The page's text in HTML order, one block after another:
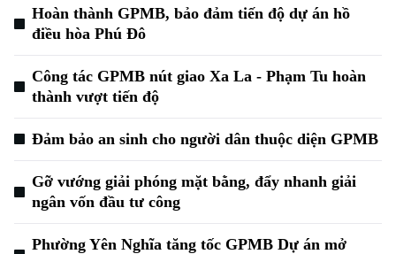
Hoàn thành GPMB, bảo đảm tiến độ dự án hồ
điều hòa Phú Đô
Công tác GPMB nút giao Xa La - Phạm Tu hoàn
thành vượt tiến độ
Đảm bảo an sinh cho người dân thuộc diện GPMB
Gỡ vướng giải phóng mặt bằng, đẩy nhanh giải
ngân vốn đầu tư công
Phường Yên Nghĩa tăng tốc GPMB Dự án mở